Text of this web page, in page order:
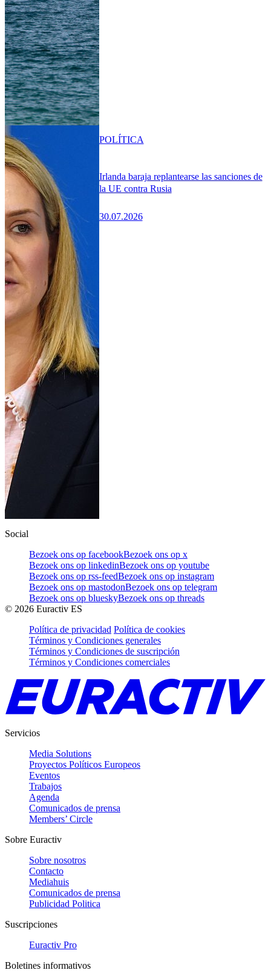
Irlanda baraja replantearse las sanciones de
la UE contra Rusia
30.07.2026
POLÍTICA
Social
Bezoek ons op facebookBezoek ons op x
Bezoek ons op linkedinBezoek ons op youtube
Bezoek ons op rss-feedBezoek ons op instagram
Bezoek ons op mastodonBezoek ons op telegram
Bezoek ons op blueskyBezoek ons op threads
© 2026 Euractiv ES
Política de privacidad Política de cookies
Términos y Condiciones generales
Términos y Condiciones de suscripción
Términos y Condiciones comerciales
Servicios
Media Solutions
Proyectos Políticos Europeos
Eventos
Trabajos
Agenda
Comunicados de prensa
Members’ Circle
Sobre Euractiv
Sobre nosotros
Contacto
Mediahuis
Comunicados de prensa
Publicidad Politica
Suscripciones
Euractiv Pro
Boletines informativos